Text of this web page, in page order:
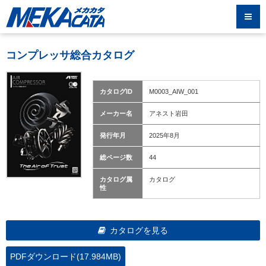
コンプレッサ総合カタログ
カタログID M0003_AIW_001
メーカー名 アネスト岩田
発行年月 2025年8月
総ページ数 44
カタログ属
性
カタログ
カタログを見る
PDFダウンロード(17.984MB)